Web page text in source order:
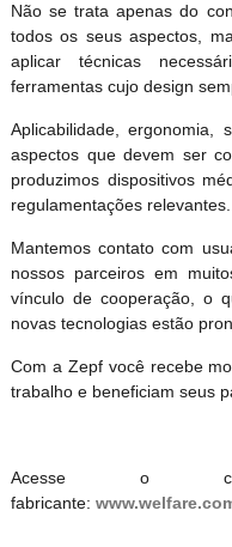
Não se trata apenas do
todos os seus aspectos,
aplicar técnicas
ferramentas cujo design
Aplicabilidade, ergonomia,
aspectos que devem ser
produzimos dispositivos
regulamentações relevantes.
Mantemos contato com
nossos parceiros em
vínculo de cooperação, o
novas tecnologias estão
Com a Zepf você recebe
trabalho e beneficiam seus
Acesse o
fabricante: